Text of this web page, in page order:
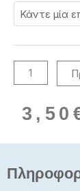
κάλτσα
ποσότητα
3,50